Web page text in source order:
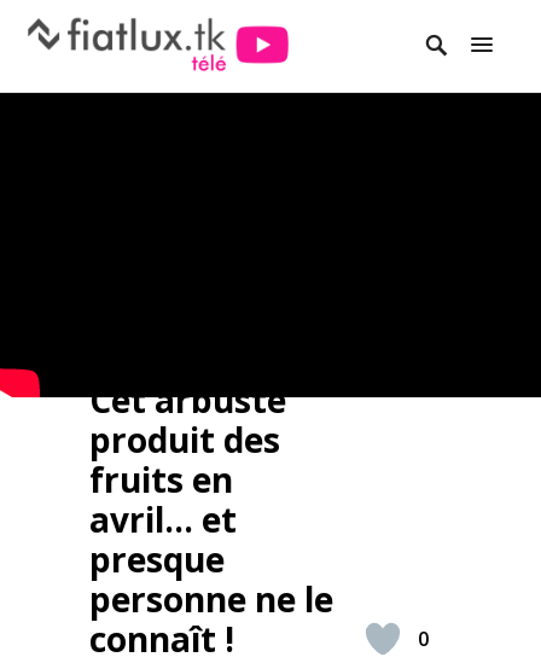
Cet arbuste
produit des
fruits en
avril… et
presque
personne ne le
connaît !
0